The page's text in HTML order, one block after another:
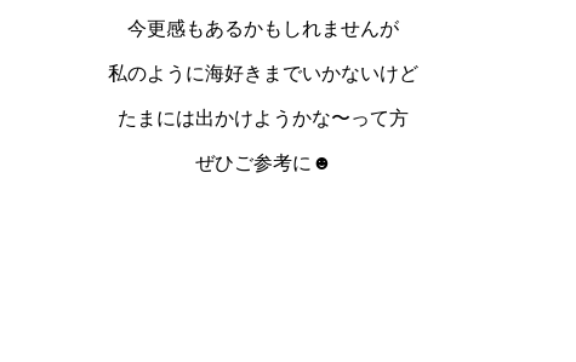
今更感もあるかもしれませんが
私のように海好きまでいかないけど
たまには出かけようかな〜って方
ぜひご参考に☻